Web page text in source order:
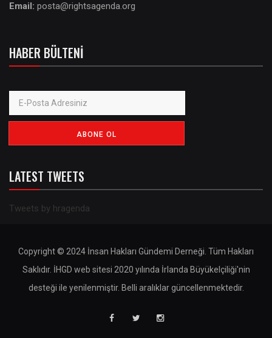
Email: posta@rightsagenda.org
HABER BÜLTENI
LATEST TWEETS
Tweets by hragenda
Copyright © 2024 İnsan Hakları Gündemi Derneği. Tüm Hakları
Saklıdır. İHGD web sitesi 2020 yılında İrlanda Büyükelçiliği'nin
desteği ile yenilenmiştir. Belli aralıklar güncellenmektedir.